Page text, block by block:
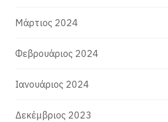
Μάρτιος 2024
Φεβρουάριος 2024
Ιανουάριος 2024
Δεκέμβριος 2023